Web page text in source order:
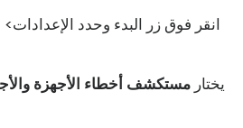
انقر فوق زر البدء وحدد الإعدادات>
يختار مستكشف أخطاء الأجهزة